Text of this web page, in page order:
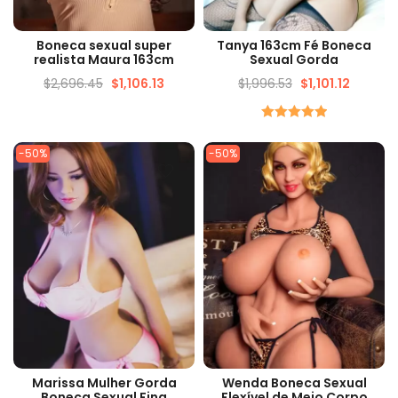
VISUALIZAÇÃO RÁPIDA
Boneca sexual super
realista Maura 163cm
$2,696.45 $1,106.13
VISUALIZAÇÃO RÁPIDA
Tanya 163cm Fé Boneca
Sexual Gorda
$1,996.53 $1,101.12
5.00de 5
-50%
VISUALIZAÇÃO RÁPIDA
Marissa Mulher Gorda
-50%
VISUALIZAÇÃO RÁPIDA
Wenda Boneca Sexual